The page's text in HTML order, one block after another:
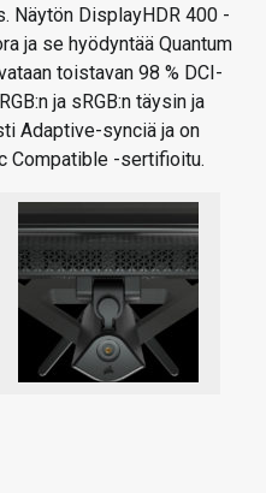
Näytön DisplayHDR 400 -
ja se hyödyntää Quantum
toistavan 98 % DCI-
ja sRGB:n täysin ja
Adaptive-synciä ja on
Compatible -sertifioitu.